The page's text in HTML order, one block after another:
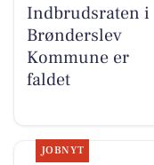
Indbrudsraten i
Brønderslev
Kommune er
faldet
JOBNYT